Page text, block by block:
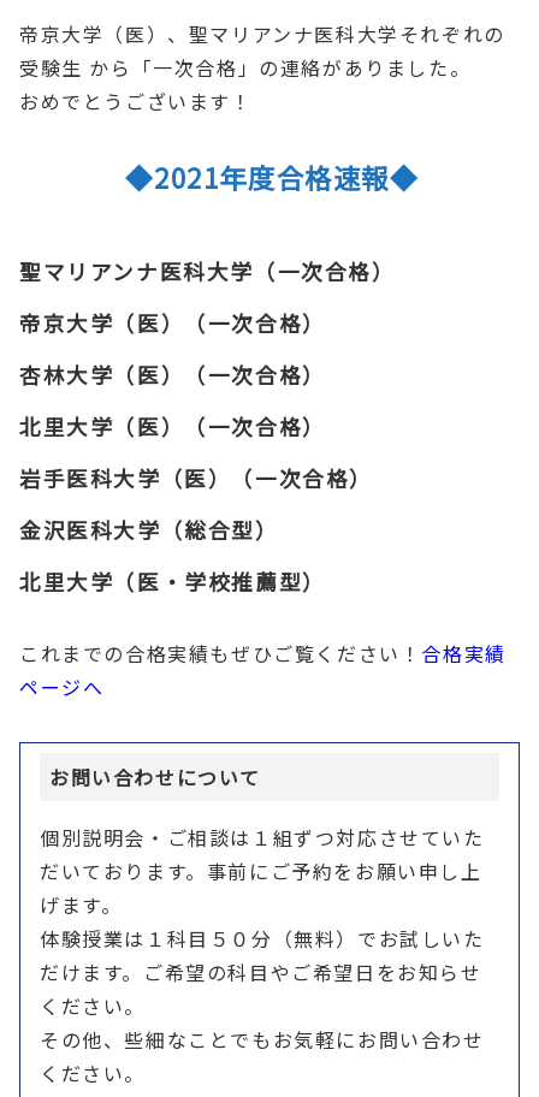
帝京大学（医）、聖マリアンナ医科大学それぞれの
受験生 から「一次合格」の連絡がありました。
おめでとうございます！
◆2021年度合格速報◆
聖マリアンナ医科大学（一次合格）
帝京大学（医）（一次合格）
杏林大学（医）（一次合格）
北里大学（医）（一次合格）
岩手医科大学（医）（一次合格）
金沢医科大学（総合型）
北里大学（医・学校推薦型）
これまでの合格実績もぜひご覧ください！ 合格実績
ページへ
お問い合わせについて
個別説明会・ご相談は１組ずつ対応させていた
だいております。事前にご予約をお願い申し上
げます。
体験授業は１科目５０分（無料）でお試しいた
だけます。ご希望の科目やご希望日をお知らせ
ください。
その他、些細なことでもお気軽にお問い合わせ
ください。